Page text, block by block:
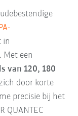
in
. Met een
van 120, 180
door korte
precisie bij het
QUANTEC